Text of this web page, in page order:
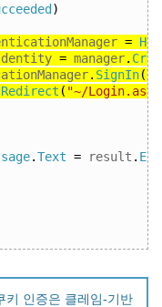
)
=
= manager.
. SignIn(
Redirect ( "~/
.Text = result .
키 인증은 클레임-기반